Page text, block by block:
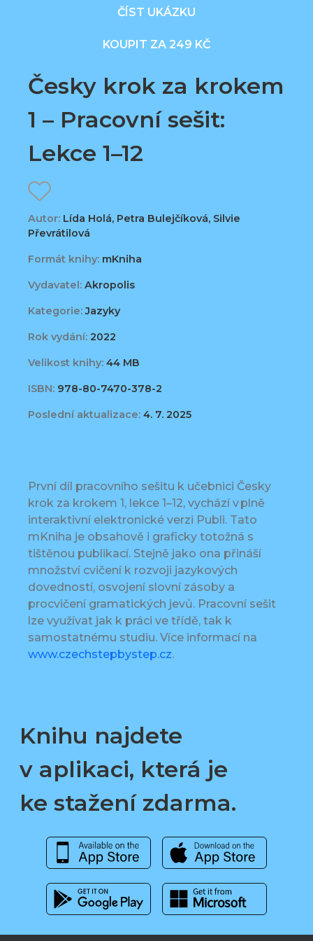
ČÍST UKÁZKU
KOUPIT ZA 249 KČ
Česky krok za krokem
1 – Pracovní sešit:
Lekce 1–12
Autor: Lída Holá, Petra Bulejčíková, Silvie
Převrátilová
Formát knihy: mKniha
Vydavatel: Akropolis
Kategorie:Jazyky
Rok vydání: 2022
Velikost knihy: 44 MB
ISBN: 978-80-7470-378-2
Poslední aktualizace: 4. 7. 2025
První díl pracovního sešitu k učebnici Česky
krok za krokem 1, lekce 1–12, vychází v plně
interaktivní elektronické verzi Publi. Tato
mKniha je obsahově i graficky totožná s
tištěnou publikací. Stejně jako ona přináší
množství cvičení k rozvoji jazykových
dovedností, osvojení slovní zásoby a
procvičení gramatických jevů. Pracovní sešit
lze využívat jak k práci ve třídě, tak k
samostatnému studiu. Více informací na
www.czechstepbystep.cz.
Knihu najdete
v aplikaci, která je
ke stažení zdarma.